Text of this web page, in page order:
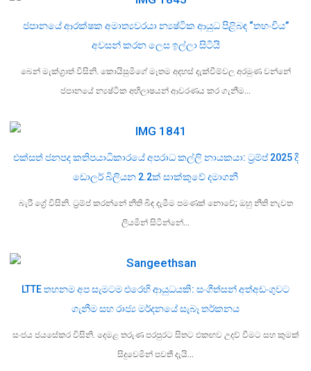
ජපානයේ ආරක්ෂක අමාත්‍යවරයා න්‍යෂ්ටික ආයුධ පිළිබඳ “තහංචිය”
අවසන් කරන ලෙස ඉල්ලා සිටියි
බෙන් මැක්ග්‍රාත් විසිනි. කොයිසුමිගේ මෑතම අදහස් දැක්වීම්වල අරමුණ වන්නේ
ජපානයේ න්‍යෂ්ටික අභිලාෂයන් ආවරණය කර ගැනීම…
එක්සත් ජනපද කතිපයාධිකාරයේ අපරාධ කල්ලි නායකයා: ට්‍රම්ප් 2025 දී
ඩොලර් බිලියන 2.2ක් සාක්කුවේ දමාගනී
බැරී ග්‍රේ විසිනි. ට්‍රම්ප් කරන්නේ නීති බිඳ දැමීම පමණක් නොවේ; ඔහු නීති නැවත
ලියමින් සිටින්නේ…
LTTE තහනම අප සැමටම එරෙහි ආයුධයකි: සංගීත්සන් අත්අඩංගුවට
ගැනීම සහ රාජ්‍ය මර්දනයේ සැබෑ තර්කනය
සංජය ජයසේකර විසිනි. දෙමළ තරුණ පරපුරට සිතට එකඟව උදව් වීමට සහ කුමක්
සිදුවෙමින් පවතී දැයි…